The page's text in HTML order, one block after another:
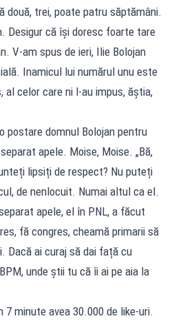
două, trei, poate patru săptămâni.
Desigur că își doresc foarte tare
V-am spus de ieri, Ilie Bolojan
Inamicul lui numărul unu este
al celor care ni l-au impus, ăștia,
postare domnul Bolojan pentru
apele. Moise, Moise. „Bă,
lipsiți de respect? Nu puteți
de nenlocuit. Numai altul ca el.
apele, el în PNL, a făcut
fă congres, cheamă primarii să
Dacă ai curaj să dai față cu
unde știi tu că îi ai pe aia la
minute avea 30.000 de like-uri.